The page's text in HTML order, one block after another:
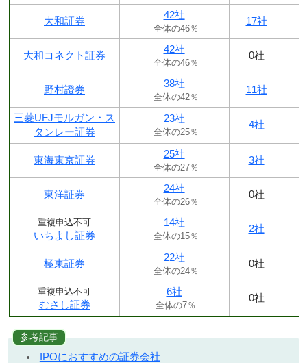
大和証券
42社
全体の46％
17社
大和コネクト証券
42社
全体の46％
0社
野村證券
38社
全体の42％
11社
三菱UFJモルガン・ス
タンレー証券
23社
全体の25％
4社
東海東京証券
25社
全体の27％
3社
東洋証券
24社
全体の26％
0社
重複申込不可
いちよし証券
14社
全体の15％
2社
極東証券
22社
全体の24％
0社
重複申込不可
むさし証券
6社
全体の7％
0社
参考記事
IPOにおすすめの証券会社